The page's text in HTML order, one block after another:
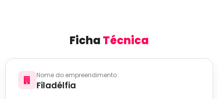
FichaTécnica
Nome do empreendimento
Filadélfia